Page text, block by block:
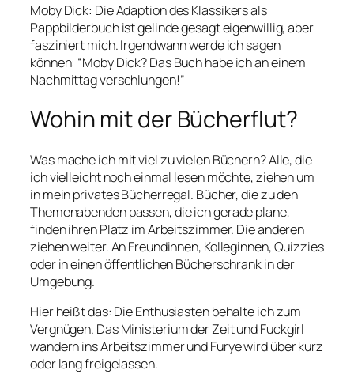
Moby Dick: Die Adaption des Klassikers als
Pappbilderbuch ist gelinde gesagt eigenwillig, aber
fasziniert mich. Irgendwann werde ich sagen
können: “Moby Dick? Das Buch habe ich an einem
Nachmittag verschlungen!”
Wohin mit der Bücherflut?
Was mache ich mit viel zu vielen Büchern? Alle, die
ich vielleicht noch einmal lesen möchte, ziehen um
in mein privates Bücherregal. Bücher, die zu den
Themenabenden passen, die ich gerade plane,
finden ihren Platz im Arbeitszimmer. Die anderen
ziehen weiter. An Freundinnen, Kolleginnen, Quizzies
oder in einen öffentlichen Bücherschrank in der
Umgebung.
Hier heißt das: Die Enthusiastenbehalte ich zum
Vergnügen. Das Ministerium der ZeitundFuckgirl
wandern ins Arbeitszimmer undFuryewird über kurz
oder lang freigelassen.